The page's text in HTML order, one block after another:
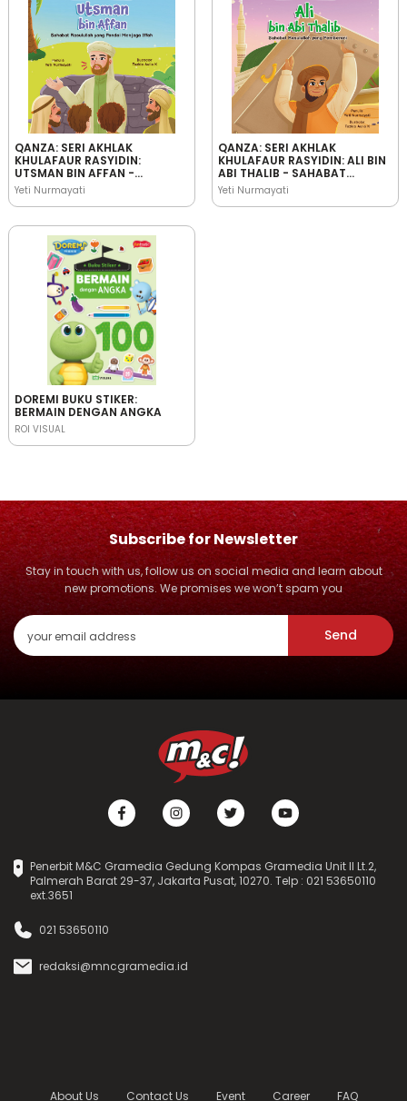
QANZA: SERI AKHLAK
KHULAFAUR RASYIDIN:
UTSMAN BIN AFFAN -
SAHABAT RASULULLAH YANG
PANDAI MENJAGA IFFAH
Yeti Nurmayati
QANZA: SERI AKHLAK
KHULAFAUR RASYIDIN: ALI BIN
ABI THALIB - SAHABAT
RASULULLAH YANG
PEMBERANI
Yeti Nurmayati
DOREMI BUKU STIKER:
BERMAIN DENGAN ANGKA
ROI VISUAL
Subscribe for Newsletter
Stay in touch with us, follow us on social media and learn about
new promotions. We promises we won’t spam you
Send
Penerbit M&C Gramedia Gedung Kompas Gramedia Unit II Lt.2,
Palmerah Barat 29-37, Jakarta Pusat, 10270. Telp : 021 53650110
ext.3651
021 53650110
redaksi@mncgramedia.id
About Us Contact Us Event Career FAQ